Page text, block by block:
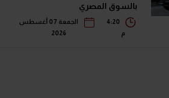
بالسوق المصري
4:20
م
الجمعة 07 أغسطس
2026